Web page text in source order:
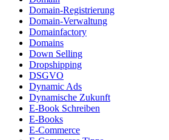
Domain-Registrierung
Domain-Verwaltung
Domainfactory
Domains
Down Selling
Dropshipping
DSGVO
Dynamic Ads
Dynamische Zukunft
E-Book Schreiben
E-Books
E-Commerce